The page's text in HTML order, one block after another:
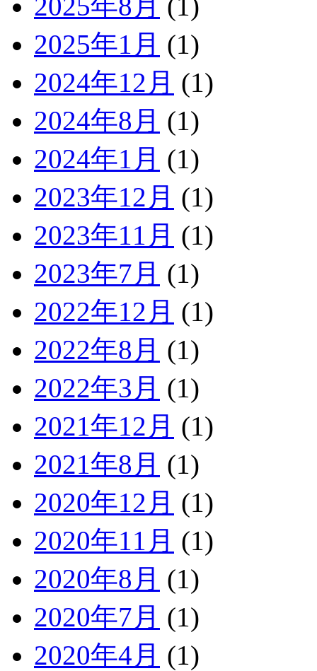
2025年1月 (1)
2024年12月 (1)
2024年8月 (1)
2024年1月 (1)
2023年12月 (1)
2023年11月 (1)
2023年7月 (1)
2022年12月 (1)
2022年8月 (1)
2022年3月 (1)
2021年12月 (1)
2021年8月 (1)
2020年12月 (1)
2020年11月 (1)
2020年8月 (1)
2020年7月 (1)
2020年4月 (1)